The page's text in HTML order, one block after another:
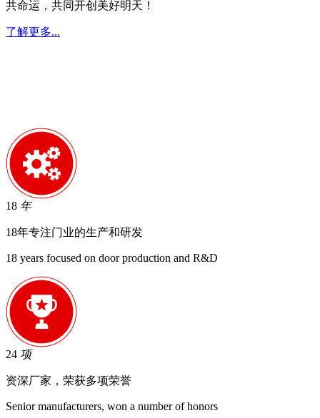
共命运，共同开创美好明天！
了解更多...
18 年
18年专注门业的生产和研发
18 years focused on door production and R&D
24 项
资深厂家，荣获多项荣誉
Senior manufacturers, won a number of honors